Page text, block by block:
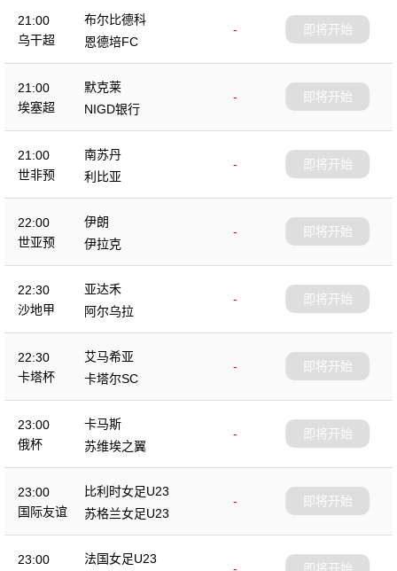
21:00
乌干超
布尔比德科
-
恩德培FC
即将开始
21:00
埃塞超
默克莱
-
NIGD银行
即将开始
21:00
世非预
南苏丹
-
利比亚
即将开始
22:00
世亚预
伊朗
-
伊拉克
即将开始
22:30
沙地甲
亚达禾
-
阿尔乌拉
即将开始
22:30
卡塔杯
艾马希亚
-
卡塔尔SC
即将开始
23:00
俄杯
卡马斯
-
苏维埃之翼
即将开始
23:00
国际友谊
比利时女足U23
-
苏格兰女足U23
即将开始
23:00 法国女足U23